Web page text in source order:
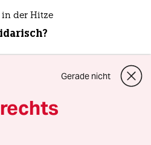
der Hitze
von Angern zur Rente
ist der Osten egal“
Gerade nicht